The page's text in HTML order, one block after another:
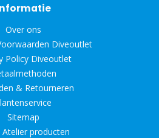
Over ons
Diveoutlet
Policy Diveoutlet
& Retourneren
Sitemap
Atelier producten